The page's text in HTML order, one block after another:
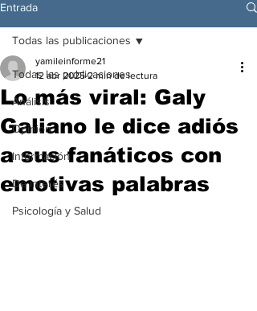
Entrada
Todas las publicaciones
Análisis
Opinión
Información
De interés
Psicología y Salud
Todas las publicaciones
Lo más viral: Galy
Galiano le dice adiós
a sus fanáticos con
emotivas palabras
yamileinforme21
12 abr 2025 2 min de lectura